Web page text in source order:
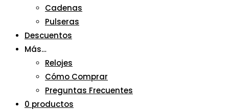
Cadenas
Pulseras
Descuentos
Más…
Relojes
Cómo Comprar
Preguntas Frecuentes
0 productos